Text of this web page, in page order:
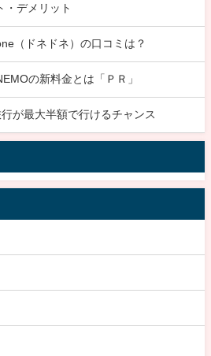
・デメリット
（ドネドネ）の口コミは？
の新料金とは「ＰＲ」
行が最大半額で行けるチャンス